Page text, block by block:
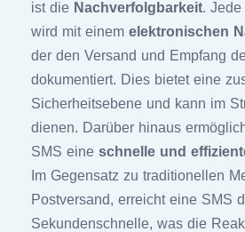
ist die Nachverfolgbarkeit. Jede
wird mit einem elektronischen
der den Versand und Empfang
dokumentiert. Dies bietet eine
Sicherheitsebene und kann im
dienen. Darüber hinaus
SMS eine schnelle und
Im Gegensatz zu traditionellen
Postversand, erreicht eine SMS
Sekundenschnelle, was die